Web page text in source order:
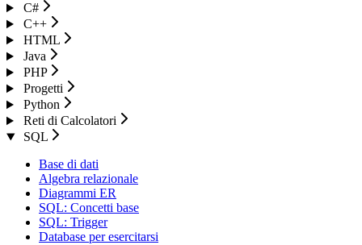
C#
C++
HTML
Java
PHP
Progetti
Python
Reti di Calcolatori
SQL
Base di dati
Algebra relazionale
Diagrammi ER
SQL: Concetti base
SQL: Trigger
Database per esercitarsi